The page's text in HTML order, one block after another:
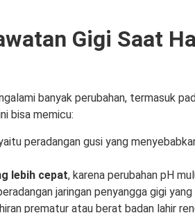
Gigi Saat
banyak perubahan, termasuk
bisa memicu:
peradangan gusi yang
lebih cepat, karena perubahan pH
jaringan penyangga gigi
prematur atau berat badan lahir